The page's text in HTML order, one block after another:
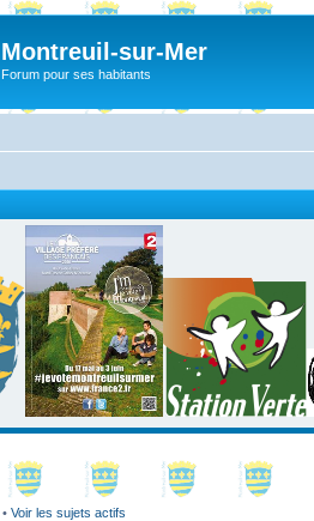
Montreuil-sur-Mer
Forum pour ses habitants
• Voir les sujets actifs